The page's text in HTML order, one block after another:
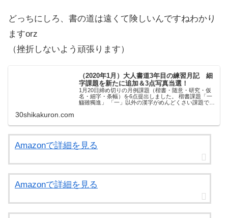
どっちにしろ、書の道は遠くて険しいんですねわかり
ますorz
（挫折しないよう頑張ります）
（2020年1月）大人書道3年目の練習月記 細
字課題を新たに追加＆3点写真当選！
1月20日締め切りの月例課題（楷書・随意・研究・仮
名・細字・条幅）を6点提出しました。 楷書課題「一
觴雖獨進」 「一」以外の漢字がめんどくさい課題であ
30shikakuron.com
Amazonで詳細を見る
Amazonで詳細を見る